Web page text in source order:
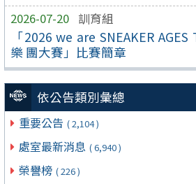
2026-07-20 訓育組
「2026 we are SNEAKER
樂 團大賽」比賽簡章
依公告類別彙總
重要公告 ( 2,104 )
處室最新消息 ( 6,940 )
榮譽榜 ( 226 )